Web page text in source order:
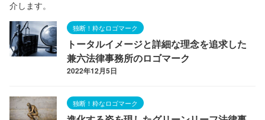
介します。
独断！粋なロゴマーク
トータルイメージと詳細な理念を追求した
兼六法律事務所のロゴマーク
2022年12月5日
独断！粋なロゴマーク